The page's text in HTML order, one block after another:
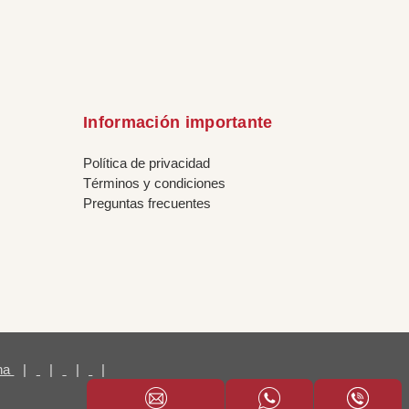
Información importante
Política de privacidad
Términos y condiciones
Preguntas frecuentes
| | | |